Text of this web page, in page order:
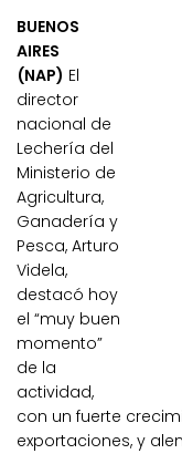
BUENOS
AIRES
(NAP) El
director
nacional de
Lechería del
Ministerio de
Agricultura,
Ganadería y
Pesca, Arturo
Videla,
destacó hoy
el “muy buen
momento”
de la
actividad,
con un fuerte
exportaciones, y